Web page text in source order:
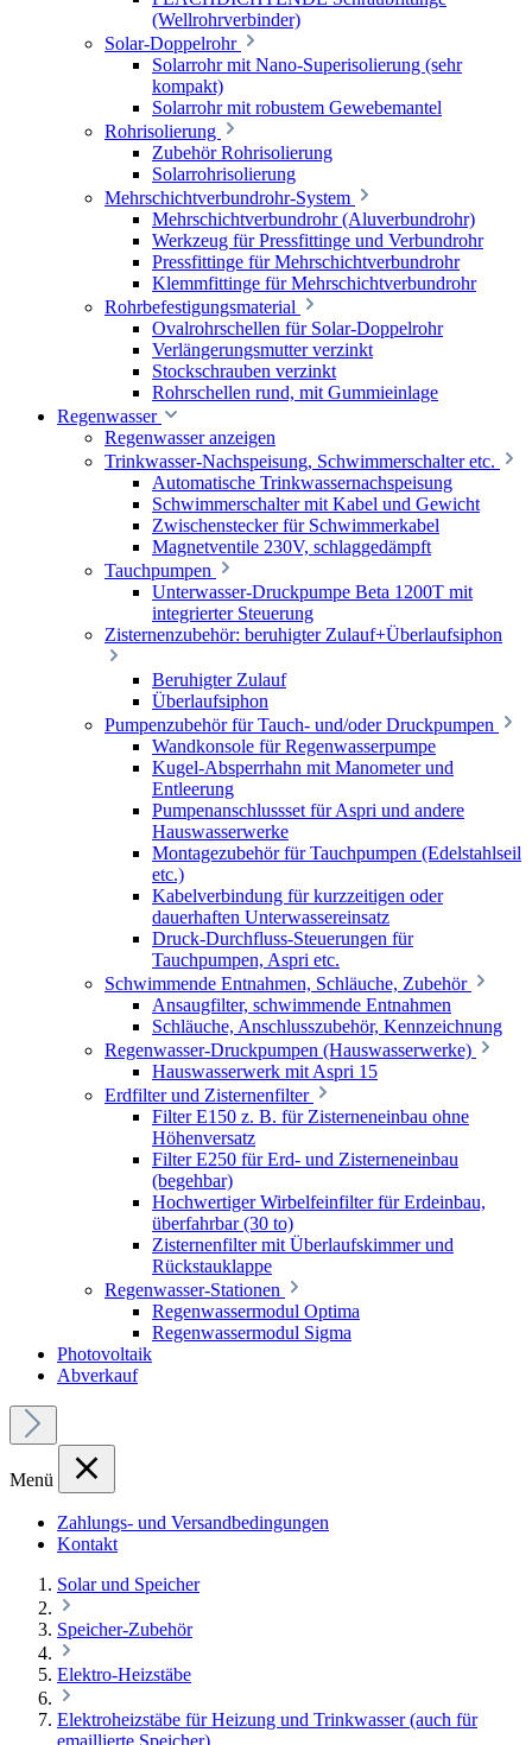
(Wellrohrverbinder)
Solar-Doppelrohr
Solarrohr mit Nano-Superisolierung (sehr
kompakt)
Solarrohr mit robustem Gewebemantel
Rohrisolierung
Zubehör Rohrisolierung
Solarrohrisolierung
Mehrschichtverbundrohr-System
Mehrschichtverbundrohr (Aluverbundrohr)
Werkzeug für Pressfittinge und Verbundrohr
Pressfittinge für Mehrschichtverbundrohr
Klemmfittinge für Mehrschichtverbundrohr
Rohrbefestigungsmaterial
Ovalrohrschellen für Solar-Doppelrohr
Verlängerungsmutter verzinkt
Stockschrauben verzinkt
Rohrschellen rund, mit Gummieinlage
Regenwasser
Regenwasser anzeigen
Trinkwasser-Nachspeisung, Schwimmerschalter etc.
Automatische Trinkwassernachspeisung
Schwimmerschalter mit Kabel und Gewicht
Zwischenstecker für Schwimmerkabel
Magnetventile 230V, schlaggedämpft
Tauchpumpen
Unterwasser-Druckpumpe Beta 1200T mit
integrierter Steuerung
Zisternenzubehör: beruhigter Zulauf+Überlaufsiphon
Beruhigter Zulauf
Überlaufsiphon
Pumpenzubehör für Tauch- und/oder Druckpumpen
Wandkonsole für Regenwasserpumpe
Kugel-Absperrhahn mit Manometer und
Entleerung
Pumpenanschlussset für Aspri und andere
Hauswasserwerke
Montagezubehör für Tauchpumpen (Edelstahlseil
etc.)
Kabelverbindung für kurzzeitigen oder
dauerhaften Unterwassereinsatz
Druck-Durchfluss-Steuerungen für
Tauchpumpen, Aspri etc.
Schwimmende Entnahmen, Schläuche, Zubehör
Ansaugfilter, schwimmende Entnahmen
Schläuche, Anschlusszubehör, Kennzeichnung
Regenwasser-Druckpumpen (Hauswasserwerke)
Hauswasserwerk mit Aspri 15
Erdfilter und Zisternenfilter
Filter E150 z. B. für Zisterneneinbau ohne
Höhenversatz
Filter E250 für Erd- und Zisterneneinbau
(begehbar)
Hochwertiger Wirbelfeinfilter für Erdeinbau,
überfahrbar (30 to)
Zisternenfilter mit Überlaufskimmer und
Rückstauklappe
Regenwasser-Stationen
Regenwassermodul Optima
Regenwassermodul Sigma
Photovoltaik
Abverkauf
Menü
Zahlungs- und Versandbedingungen
Kontakt
Solar und Speicher
Speicher-Zubehör
Elektro-Heizstäbe
Elektroheizstäbe für Heizung und Trinkwasser (auch für
emaillierte Speicher)